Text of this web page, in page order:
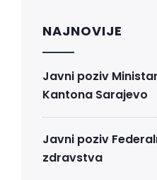
NAJNOVIJE
Javni poziv
Kantona Sarajevo
Javni poziv
zdravstva